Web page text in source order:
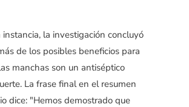
instancia, la investigación concluyó
de los posibles beneficios para
manchas son un antiséptico
La frase final en el resumen
dice: "Hemos demostrado que